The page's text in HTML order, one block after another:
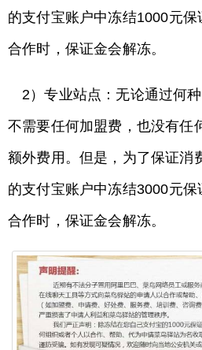
的支付宝账户中冻结1000元
合作时，保证金会解冻。
2）专业站点：无论通过何
不需要任何加盟费，也没有任
额外费用。但是，为了保证消
的支付宝账户中冻结3000元
合作时，保证金会解冻。